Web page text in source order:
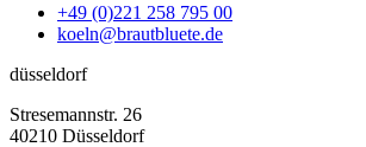
+49 (0)221 258 795 00
koeln@brautbluete.de
düsseldorf
Stresemannstr. 26
40210 Düsseldorf